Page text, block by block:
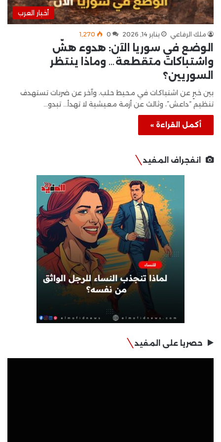
أخبار العرب
ملك الرفاعي يناير 14, 2026 0 1٬270
الوضع في سوريا الآن: هدوء هشّ
واشتباكات متقطعة… وماذا ينتظر
السوريين؟
بين خبرٍ عن اشتباكات في محيط حلب، وآخر عن ضربات تستهدف
تنظيم “داعش”، وثالث عن أزمة معيشية لا تهدأ… تبدو…
أكمل القراءة »
انفجراف المفيد
حصريا على المفيد